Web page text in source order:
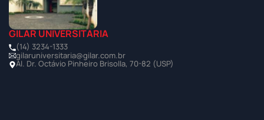
GILAR UNIVERSITÁRIA
(14) 3234-1333
gilaruniversitaria@gilar.com.br
Al. Dr. Octávio Pinheiro Brisolla, 70-82 (USP)